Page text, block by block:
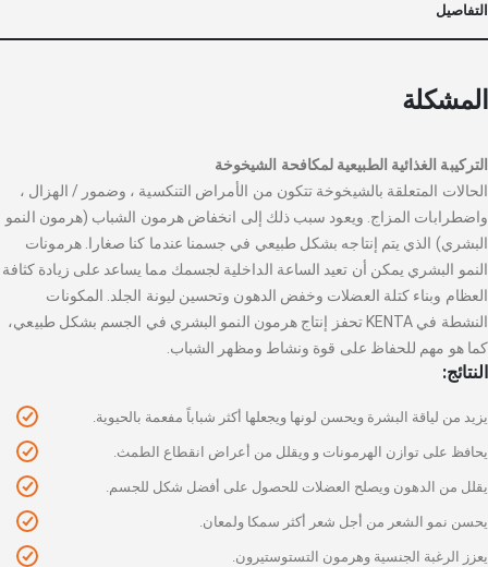
التفاصيل
المشكلة
التركيبة الغذائية الطبيعية لمكافحة الشيخوخة
الحالات المتعلقة بالشيخوخة تتكون من الأمراض التنكسية ، وضمور / الهزال ،
واضطرابات المزاج. ويعود سبب ذلك إلى انخفاض هرمون الشباب (هرمون النمو
البشري) الذي يتم إنتاجه بشكل طبيعي في جسمنا عندما كنا صغارا. هرمونات
النمو البشري يمكن أن تعيد الساعة الداخلية لجسمك مما يساعد على زيادة كثافة
العظام وبناء كتلة العضلات وخفض الدهون وتحسين ليونة الجلد. المكونات
النشطة في KENTA تحفز إنتاج هرمون النمو البشري في الجسم بشكل طبيعي،
كما هو مهم للحفاظ على قوة ونشاط ومظهر الشباب.
النتائج:
يزيد من لياقة البشرة ويحسن لونها ويجعلها أكثر شباباً مفعمة بالحيوية.
يحافظ على توازن الهرمونات و ويقلل من أعراض انقطاع الطمث.
يقلل من الدهون ويصلح العضلات للحصول على أفضل شكل للجسم.
يحسن نمو الشعر من أجل شعر أكثر سمكا ولمعان.
يعزز الرغبة الجنسية وهرمون التستوستيرون.